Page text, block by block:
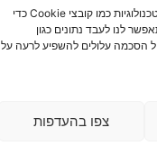
כדי לספק את חוויות המשתמש הטובות ביותר, אנו משתמשים בטכנולוגיות כמו קובצי Cookie כדי
לנו לעבד נתונים כגון
הסכמה עלולים להשפיע לרעה על
צפו בהעדפות